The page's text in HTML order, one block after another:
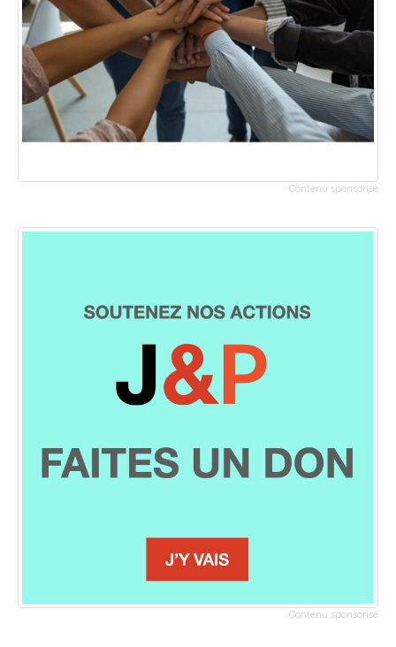
Contenu sponsorisé
Contenu sponsorisé